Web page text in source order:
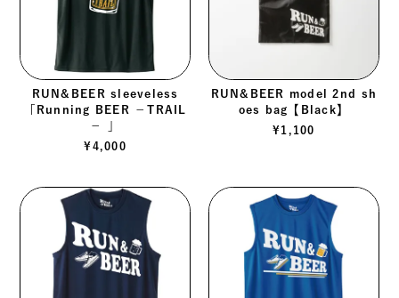
RUN&BEER sleeveless
「Running BEER －TRAIL
－ 」
¥4,000
RUN&BEER model 2nd sh
oes bag【Black】
¥1,100